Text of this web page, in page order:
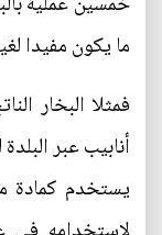
ما يكون مفيدا
فمثلا البخار
أنابيب عبر
يستخدم كمادة